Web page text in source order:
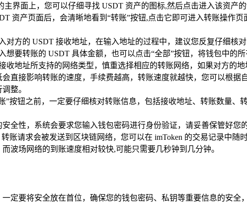
主界面上，您可以仔细寻找 USDT 资产的图标,然后点击进入该资产的
资产页面后，会清晰地看到“转账”按钮,点击它即可进入转账操作页
对方的 USDT 接收地址，在输入地址的过程中，建议您反复仔细核
想要转账的 USDT 具体金额，也可以点击“全部”按钮，将钱包中的
收地址所支持的网络类型，慎重选择相应的转账网络，如果对方的
会直接影响转账的速度，手续费越高，转账速度就越快，您可以根
整。
”按钮之前，一定要仔细核对转账信息，包括接收地址、转账数量
安全性，系统会要求您输入钱包密码进行身份验证，请妥善保管好您
转账请求会被发送到区块链网络，您可以在 imToken 的交易记录中
波场网络的到账速度相对较快,可能只需要几秒钟到几分钟。
一定要将安全放在首位，确保您的钱包密码、私钥等重要信息的安